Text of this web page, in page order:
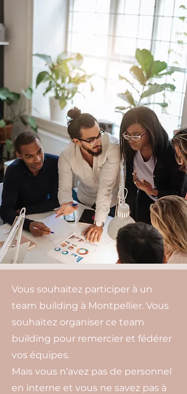
Vous souhaitez participer à un
team building à Montpellier. Vous
souhaitez organiser ce team
building pour remercier et fédérer
vos équipes.
Mais vous n’avez pas de personnel
en interne et vous ne savez pas à